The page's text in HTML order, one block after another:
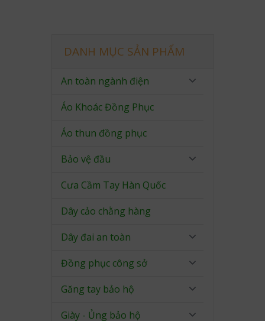
DANH MỤC SẢN PHẨM
An toàn ngành điện
Áo Khoác Đồng Phục
Áo thun đồng phục
Bảo vệ đầu
Cưa Cầm Tay Hàn Quốc
Dây cảo chằng hàng
Dây đai an toàn
Đồng phục công sở
Găng tay bảo hộ
Giày - Ủng bảo hộ